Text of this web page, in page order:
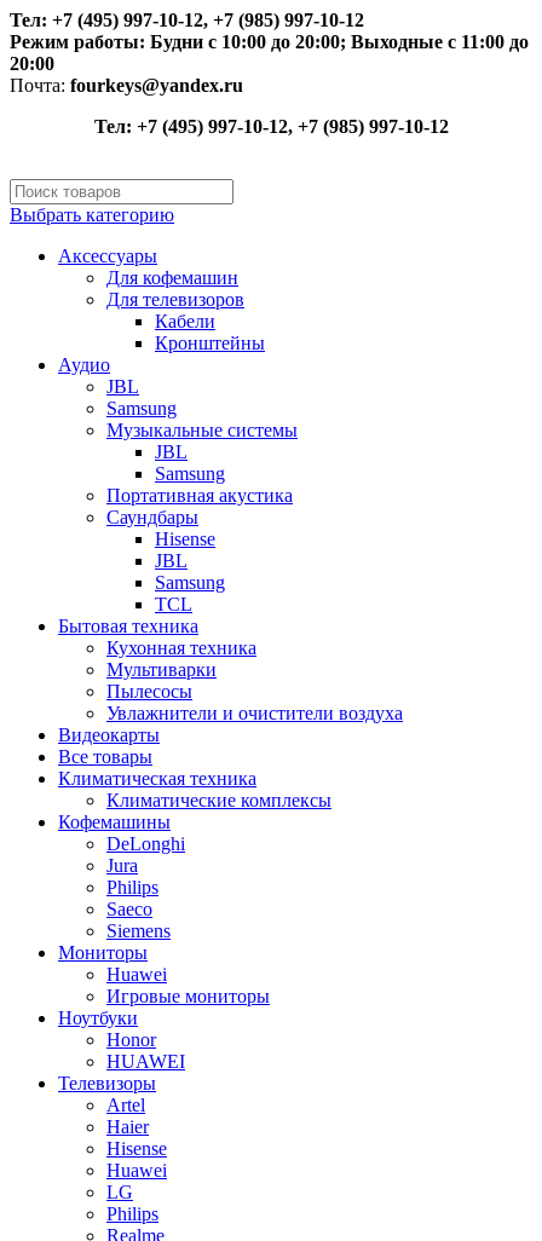
Тел: +7 (495) 997-10-12, +7 (985) 997-10-12
Режим работы: Будни с 10:00 до 20:00; Выходные с 11:00 до
20:00
Почта: fourkeys@yandex.ru
Тел: +7 (495) 997-10-12, +7 (985) 997-10-12
Выбрать категорию
Аксессуары
Для кофемашин
Для телевизоров
Кабели
Кронштейны
Аудио
JBL
Samsung
Музыкальные системы
JBL
Samsung
Портативная акустика
Саундбары
Hisense
JBL
Samsung
TCL
Бытовая техника
Кухонная техника
Мультиварки
Пылесосы
Увлажнители и очистители воздуха
Видеокарты
Все товары
Климатическая техника
Климатические комплексы
Кофемашины
DeLonghi
Jura
Philips
Saeco
Siemens
Мониторы
Huawei
Игровые мониторы
Ноутбуки
Honor
HUAWEI
Телевизоры
Artel
Haier
Hisense
Huawei
LG
Philips
Realme